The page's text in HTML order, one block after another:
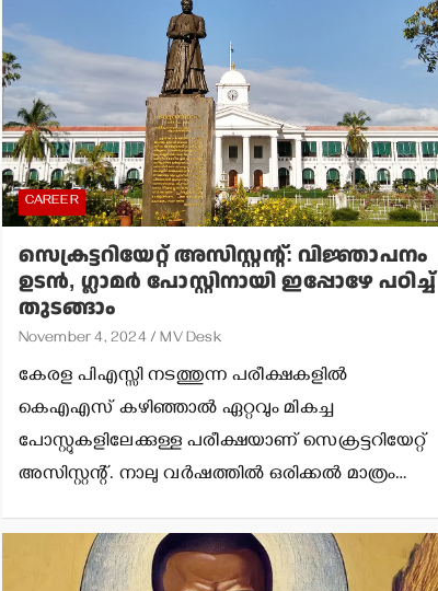
CAREER
സെക്രട്ടറിയേറ്റ് അസിസ്റ്റന്റ്: വിജ്ഞാപനം
ഉടന്‍, ഗ്ലാമര്‍ പോസ്റ്റിനായി ഇപ്പോഴേ പഠിച്ച്
തുടങ്ങാം
November 4, 2024 MV Desk
കേരള പിഎസ്സി നടത്തുന്ന പരീക്ഷകളില്‍
കെഎഎസ് കഴിഞ്ഞാല്‍ ഏറ്റവും മികച്ച
പോസ്റ്റുകളിലേക്കുള്ള പരീക്ഷയാണ് സെക്രട്ടറിയേറ്റ്
അസിസ്റ്റന്റ്. നാലു വര്‍ഷത്തില്‍ ഒരിക്കല്‍ മാത്രം…